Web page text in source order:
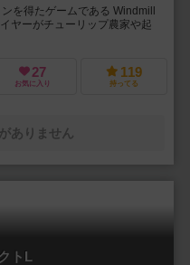
を得たゲームである Windmill
ヤーがチューリップ農家や起
27
お気に入り
119
持ってる
ありません
トL